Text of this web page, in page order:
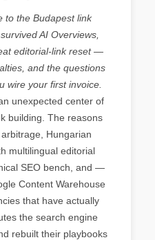
to the Budapest link
AI Overviews,
editorial-link reset —
and the questions
wire your first invoice.
unexpected center of
building. The reasons
Hungarian
multilingual editorial
SEO bench, and —
Content Warehouse
that have actually
the search engine
rebuilt their playbooks